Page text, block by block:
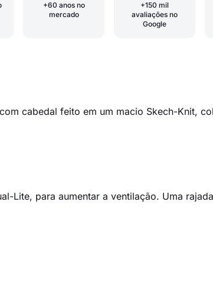
+60 anos no
mercado
+150 mil
avaliações no
Google
cabedal feito em um macio Skech-Knit,
Lite, para aumentar a ventilação. Uma